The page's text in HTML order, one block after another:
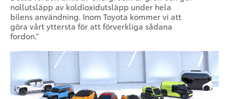
nollutsläpp av koldioxidutsläpp under hela
bilens användning. Inom Toyota kommer vi att
göra vårt yttersta för att förverkliga sådana
fordon.”